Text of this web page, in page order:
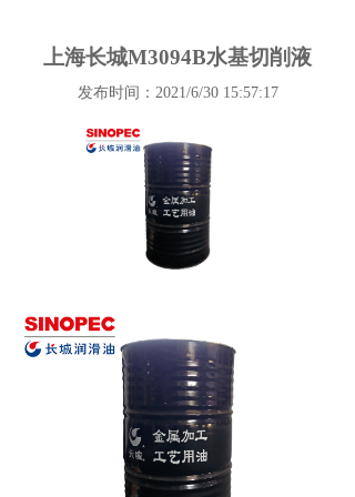
上海长城M3094B水基切削液
发布时间：2021/6/30 15:57:17